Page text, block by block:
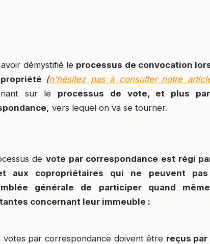
démystifié le processus de convocation
(n'hésitez pas à consulter notre
sur le processus de vote, et plus
vers lequel on va se tourner.
de vote par correspondance est régi
aux copropriétaires qui ne peuvent
générale de participer quand
concernant leur immeuble :
votes par correspondance doivent être reçus